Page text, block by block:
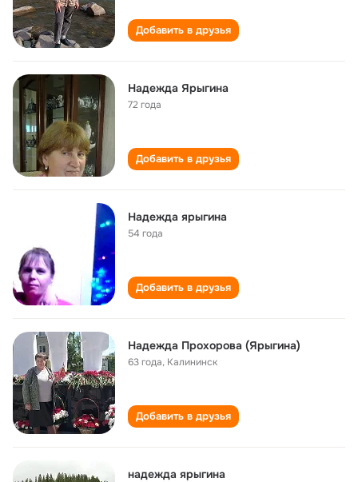
Добавить в друзья
Надежда Ярыгина
72 года
Добавить в друзья
Надежда ярыгина
54 года
Добавить в друзья
Надежда Прохорова (Ярыгина)
63 года, Калининск
Добавить в друзья
надежда ярыгина